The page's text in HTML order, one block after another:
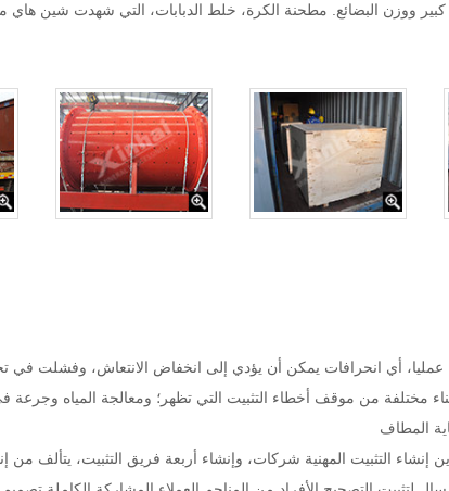
ووزن البضائع. مطحنة الكرة، خلط الدبابات، التي شهدت شين هاي
عمليا، أي انحرافات يمكن أن يؤدي إلى انخفاض الانتعاش، وفشلت في
مختلفة من موقف أخطاء التثبيت التي تظهر؛ ومعالجة المياه
المطاف
إنشاء التثبيت المهنية شركات، وإنشاء أربعة فريق التثبيت، يتألف